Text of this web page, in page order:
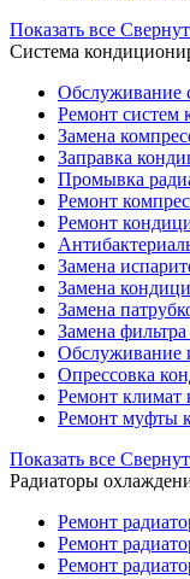
Показать все
Система
Обслуживание
Ремонт систем
Замена
Заправка
Промывка
Ремонт
Ремонт
Замена
Замена
Замена
Замена фильтра
Обслуживание
Опрессовка
Ремонт климат
Ремонт муфты
Показать все
Радиаторы
Ремонт
Ремонт
Ремонт